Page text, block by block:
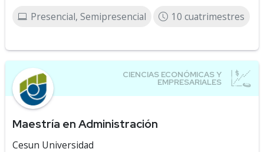
Presencial, Semipresencial 10 cuatrimestres
Maestría en Administración
Cesun Universidad